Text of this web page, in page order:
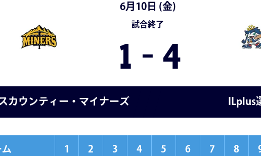
6月10日 (金)
試合終了
1 - 4
カウンティー・マイナーズ ILplus
1 2 3 4 5 6 7 8